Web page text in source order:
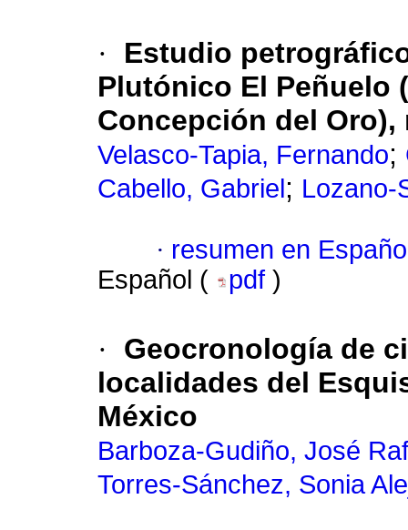
·
Estudio
Plutónico El Peñuelo
Concepción del
Velasco-Tapia, Fernando;
Cabello, Gabriel ; Lozano-
· resumen en
Español (
pdf )
·
Geocronología de
localidades del
México
Barboza-Gudiño, José
Torres-Sánchez, Sonia